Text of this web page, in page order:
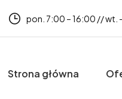
pon. 7:00 – 16:00 // wt.
Strona główna